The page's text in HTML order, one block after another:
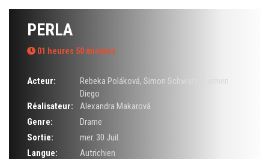
PERLA
01 heures 50 minutes
Acteur: Rebeka Poláková, Simon Schwarz
Diego
Réalisateur:
Alexandra Makarová
Genre:
Drame
Sortie:
mer. 30 Juil.
Langue:
Autrichien